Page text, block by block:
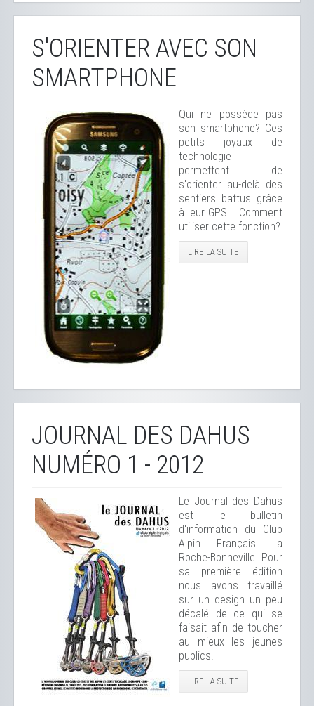
S'ORIENTER AVEC SON
SMARTPHONE
Qui ne possède pas
son smartphone? Ces
petits joyaux de
technologie
permettent de
s'orienter au-delà des
sentiers battus grâce
à leur GPS... Comment
utiliser cette fonction?
LIRE LA SUITE
JOURNAL DES DAHUS
NUMÉRO 1 - 2012
Le Journal des Dahus
est le bulletin
d'information du Club
Alpin Français La
Roche-Bonneville. Pour
sa première édition
nous avons travaillé
sur un design un peu
décalé de ce qui se
faisait afin de toucher
au mieux les jeunes
publics.
LIRE LA SUITE